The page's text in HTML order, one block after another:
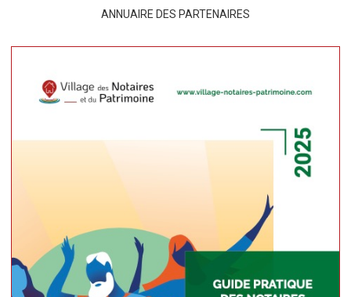
ANNUAIRE DES PARTENAIRES